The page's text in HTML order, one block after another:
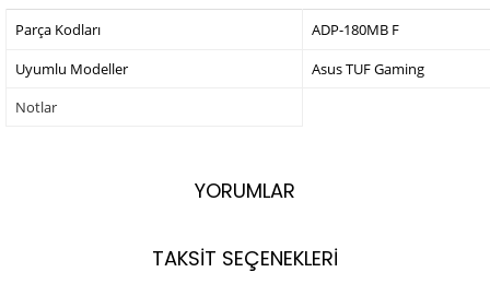
Parça Kodları
ADP-180MB F
Uyumlu Modeller
Asus TUF Gaming
Notlar
YORUMLAR
TAKSİT SEÇENEKLERİ